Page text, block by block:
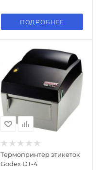
ПОДРОБНЕЕ
Термопринтер этикеток
Godex DT-4